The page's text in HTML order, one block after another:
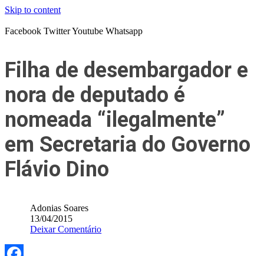
Skip to content
Facebook TwitterYoutube Whatsapp
Filha de desembargador e
nora de deputado é
nomeada “ilegalmente”
em Secretaria do Governo
Flávio Dino
Adonias Soares
13/04/2015
Deixar Comentário